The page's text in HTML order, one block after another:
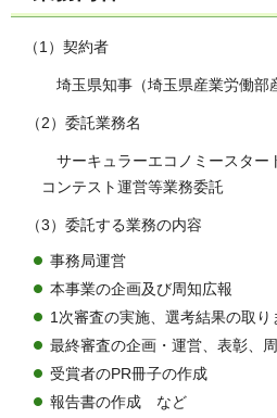
（1）契約者
埼玉県知事（埼玉県産業労働部
（2）委託業務名
サーキュラーエコノミースター
コンテスト運営等業務委託
（3）委託する業務の内容
事務局運営
本事業の企画及び周知広報
1次審査の実施、選考結果の取り
最終審査の企画・運営、表彰、
受賞者のPR冊子の作成
報告書の作成 など